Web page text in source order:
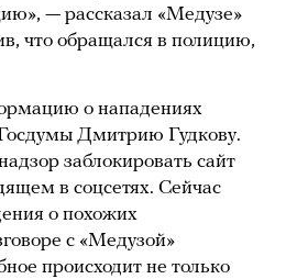
— рассказал «Медузе»
что обращался в полицию,
о нападениях
Дмитрию Гудкову.
заблокировать сайт
в соцсетях. Сейчас
о похожих
с «Медузой»
происходит не только